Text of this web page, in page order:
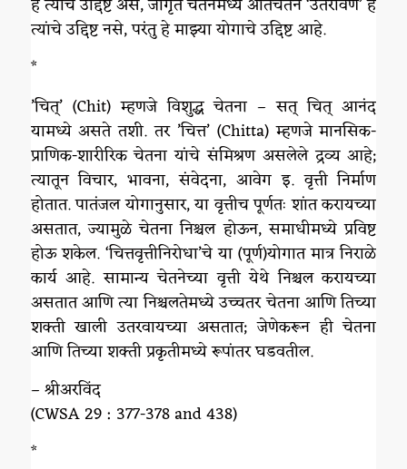
त्यांचे उद्दिष्ट नसे, परंतु हे माझ्या योगाचे उद्दिष्ट आहे.
*
’चित्’ (Chit) म्हणजे विशुद्ध चेतना – सत् चित् आनंद
यामध्ये असते तशी. तर ’चित्त’ (Chitta) म्हणजे मानसिक-
प्राणिक-शारीरिक चेतना यांचे संमिश्रण असलेले द्रव्य आहे;
त्यातून विचार, भावना, संवेदना, आवेग इ. वृत्ती निर्माण
होतात. पातंजल योगानुसार, या वृत्तीच पूर्णतः शांत करायच्या
असतात, ज्यामुळे चेतना निश्चल होऊन, समाधीमध्ये प्रविष्ट
होऊ शकेल. ‘चित्तवृत्तीनिरोधा’चे या (पूर्ण)योगात मात्र निराळे
कार्य आहे. सामान्य चेतनेच्या वृत्ती येथे निश्चल करायच्या
असतात आणि त्या निश्चलतेमध्ये उच्चतर चेतना आणि तिच्या
शक्ती खाली उतरवायच्या असतात; जेणेकरून ही चेतना
आणि तिच्या शक्ती प्रकृतीमध्ये रूपांतर घडवतील.
– श्रीअरविंद
(CWSA 29 : 377-378 and 438)
*